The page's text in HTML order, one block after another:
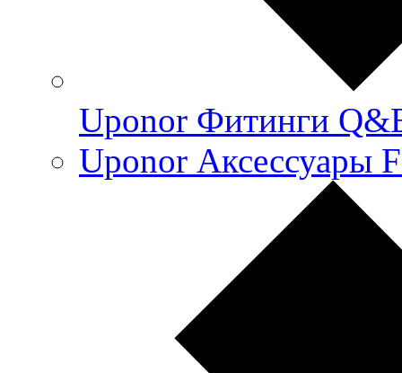
Uponor Фитинги
Uponor Аксессуары